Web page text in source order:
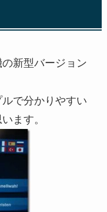
の新型バージョン
で分かりやすい
ます。